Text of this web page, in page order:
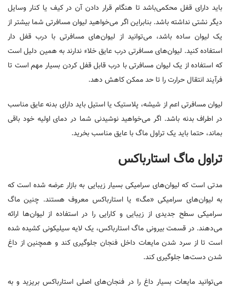
باید دارای قفل محکمی‌باشد تا هنگام قرار دادن آن در کیف یا کنار وسایل
دیگر نشتی نداشته باشد. بنابراین اگر می‌خواهید لیوان مسافرتی شما بیشتر از
یک لیوان ساده باشد، می‌توانید از لیوان‌های مسافرتی با درب قفل دار
استفاده کنید. لیوان‌های مسافرتی درب عایق خلاء ندارند به همین دلیل است
که استفاده از یک لیوان مسافرتی با درب قابل قفل کردن بسیار مهم است تا
فرآیند انتقال حرارت را تا حد ممکن کاهش دهد.
لیوان مسافرتی اعم از شیشه، پلاستیک یا استیل باید دارای بدنه عایق مناسب
در اطراف بدنه باشد. اگر می‌خواهید نوشیدنی شما در دمای اولیه خود باقی
بماند، حتما باید یک تراول ماگ با عایق مناسب بخرید.
تراول ماگ استارباکس
مدتی است که لیوان‌های سرامیکی بسیار زیبایی به بازار عرضه شد‌ه است که
به لیوان‌های سرامیکی «مگ» یا استارباکس معروف هستند. چنین ماگ
سرامیکی سطح جدیدی از زیبایی و کارایی را در استفاد‌ه از لیوان‌ها ارائه
می‌دهند. در قسمت بیرونی ماگ استارباکس، یک لایه سیلیکونی کشید‌‌ه شد‌ه
است تا از سرد شدن مایعات داخل فنجان جلوگیری کند و همچنین از داغ
شدن دست‌ها جلوگیری کند.
می‌توانید مایعات بسیار داغ را در فنجان‌های اصلی استارباکس بریزید و به